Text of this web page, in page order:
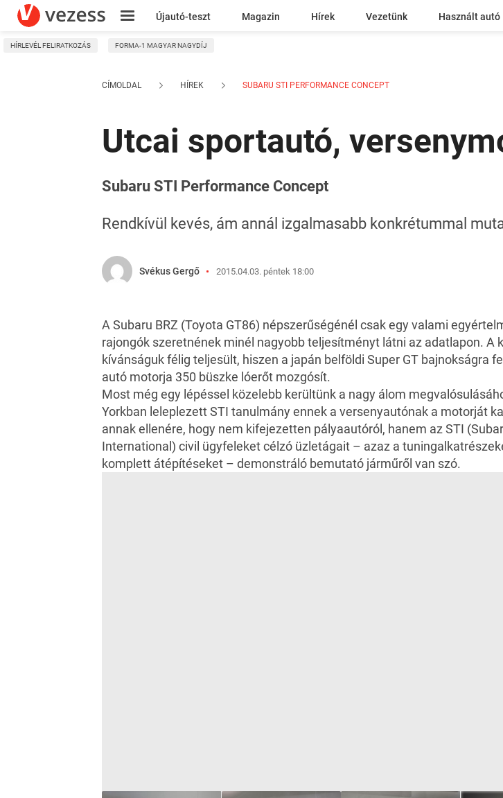
Újautó-teszt Magazin Hírek Vezetünk Használt autó
Kresz
HÍRLEVÉL FELIRATKOZÁS FORMA-1 MAGYAR NAGYDÍJ
CÍMOLDAL HÍREK SUBARU STI PERFORMANCE CONCEPT
Utcai sportautó,
Subaru STI Performance Concept
Rendkívül kevés, ám annál izgalmasabb konkrétummal
Svékus Gergő 2015.04.03. péntek 18:00
A Subaru BRZ (Toyota GT86) népszerűségénél csak egy valami
rajongók szeretnének minél nagyobb teljesítményt látni az adatlapon. A
kívánságuk félig teljesült, hiszen a japán belföldi Super GT bajnokságra
autó motorja 350 büszke lóerőt mozgósít.
Most még egy lépéssel közelebb kerültünk a nagy álom
Yorkban leleplezett STI tanulmány ennek a versenyautónak a motorját
annak ellenére, hogy nem kifejezetten pályaautóról, hanem az STI
International) civil ügyfeleket célzó üzletágait – azaz a
komplett átépítéseket – demonstráló bemutató járműről van szó.